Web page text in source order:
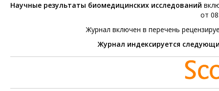
Научные результаты биомедицинских исследований
от
Журнал включен в перечень
Журнал индексируется